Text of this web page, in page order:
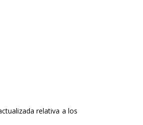
relativa a los